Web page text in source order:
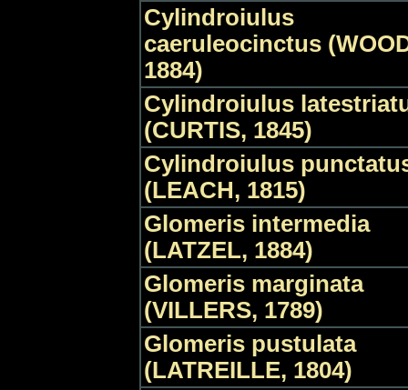
Cylindroiulus
caeruleocinctus
1884)
Cylindroiulus
(CURTIS, 1845)
Cylindroiulus
(LEACH, 1815)
Glomeris intermedia
(LATZEL, 1884)
Glomeris marginata
(VILLERS, 1789)
Glomeris pustulata
(LATREILLE, 1804)